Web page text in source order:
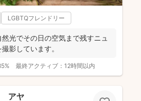
LGBTQフレンドリー
光でその日の空気まで残すニュ
影しています。
最終アクティブ： 12時間以内
アヤ